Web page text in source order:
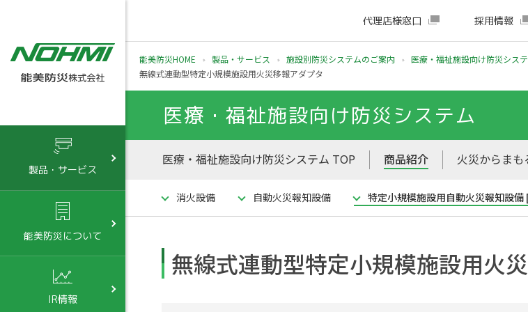
代理店様窓口 採用情報
製品・サービス
能美防災について
IR情報
能美防災HOME 製品・サービス 施設別防災システムのご案内 医療・福祉施設向け防災シス
無線式連動型特定小規模施設用火災移報アダプタ
医療・福祉施設向け防災システム
医療・福祉施設向け防災システム TOP 商品紹介 火災からまも
消火設備 自動火災報知設備 特定小規模施設用自動火災報知設備
無線式連動型特定小規模施設用火